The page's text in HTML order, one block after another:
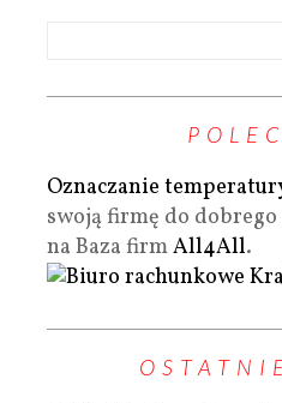
Oznaczanie
swoją firmę do
na Baza firmAll4All.